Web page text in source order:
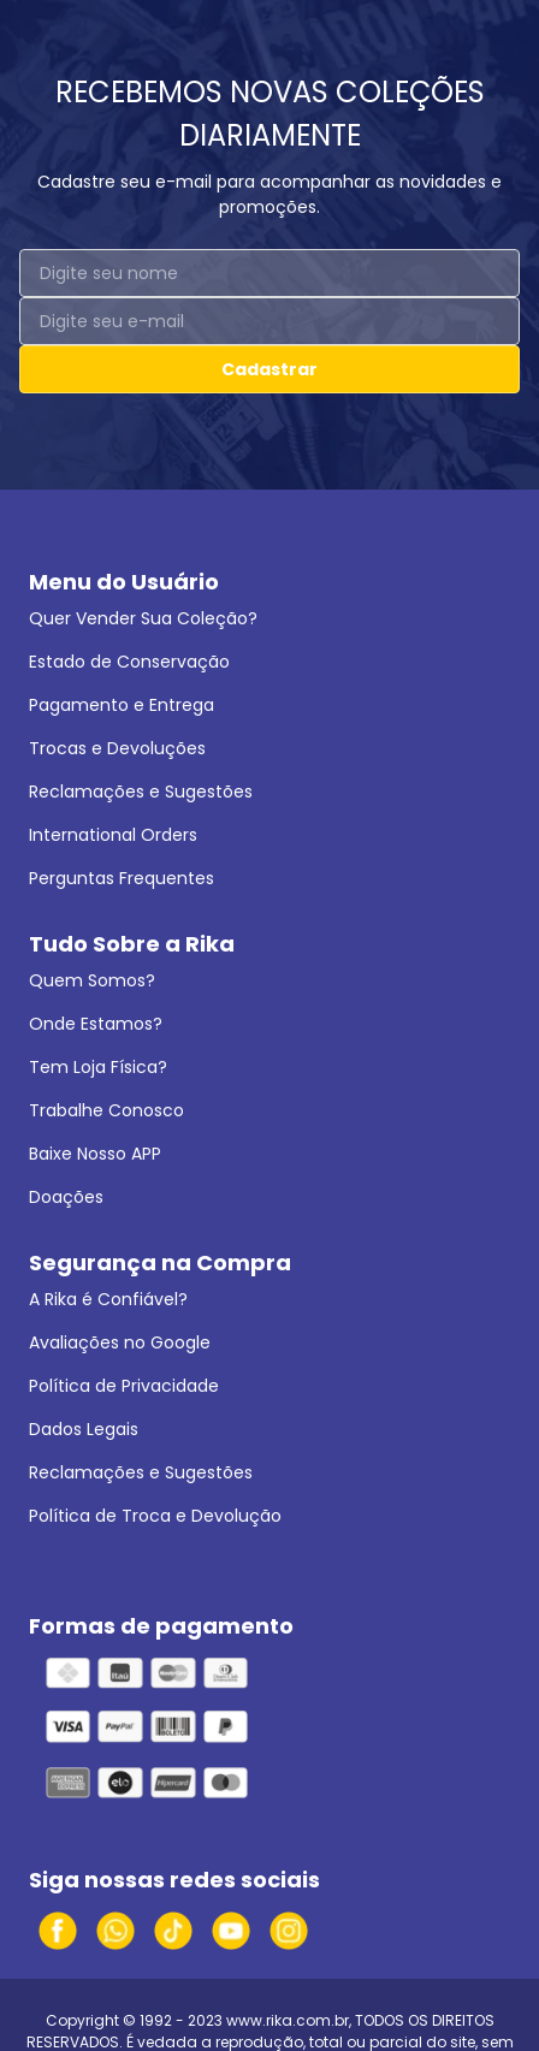
RECEBEMOS NOVAS COLEÇÕES
DIARIAMENTE
Cadastre seu e-mail para acompanhar as novidades e
promoções.
Cadastrar
Menu do Usuário
Quer Vender Sua Coleção?
Estado de Conservação
Pagamento e Entrega
Trocas e Devoluções
Reclamações e Sugestões
International Orders
Perguntas Frequentes
Tudo Sobre a Rika
Quem Somos?
Onde Estamos?
Tem Loja Física?
Trabalhe Conosco
Baixe Nosso APP
Doações
Segurança na Compra
A Rika é Confiável?
Avaliações no Google
Política de Privacidade
Dados Legais
Reclamações e Sugestões
Política de Troca e Devolução
Formas de pagamento
Siga nossas redes sociais
Copyright © 1992 - 2023 www.rika.com.br, TODOS OS DIREITOS
RESERVADOS. É vedada a reprodução, total ou parcial do site, sem